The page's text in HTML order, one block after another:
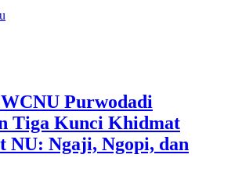
Purwodadi
Tiga Kunci Khidmat
NU: Ngaji, Ngopi, dan